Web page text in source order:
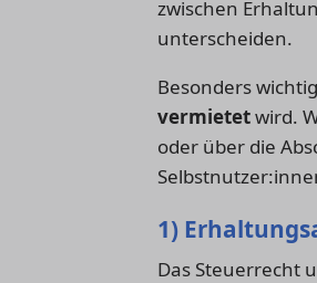
zwischen
unterscheiden.
Besonders
vermietetwird.
oder über die
1)
Das Steuerrecht